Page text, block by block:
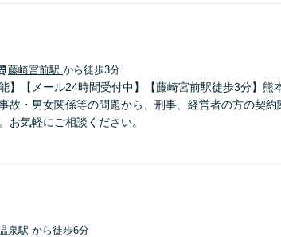
藤崎宮前駅 から徒歩3分
】【メール24時間受付中】【藤崎宮前駅徒歩3分】熊
故・男女関係等の問題から、刑事、経営者の方の契
お気軽にご相談ください。
泉駅 から徒歩6分